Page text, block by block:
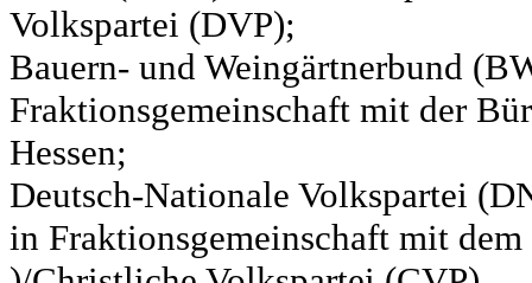
Volkspartei (DVP);
Bauern- und Weingärtnerbund
Fraktionsgemeinschaft mit der
Hessen;
Deutsch-Nationale Volkspartei
in Fraktionsgemeinschaft mit